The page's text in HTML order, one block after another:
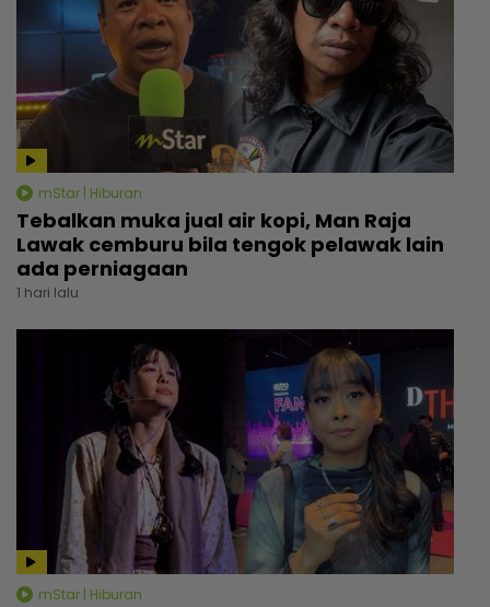
mStar | Hiburan
Tebalkan muka jual air kopi, Man Raja
Lawak cemburu bila tengok pelawak lain
ada perniagaan
1 hari lalu
mStar | Hiburan